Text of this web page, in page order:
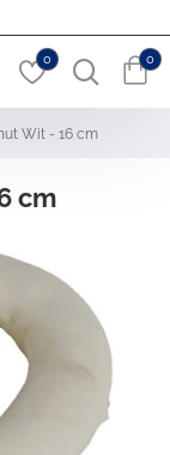
0 0
Wit - 16 cm
cm